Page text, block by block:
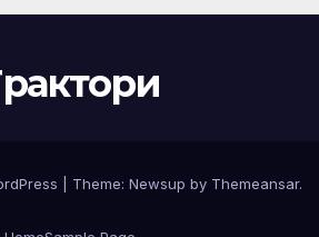
Theme: Newsup by Themeansar.